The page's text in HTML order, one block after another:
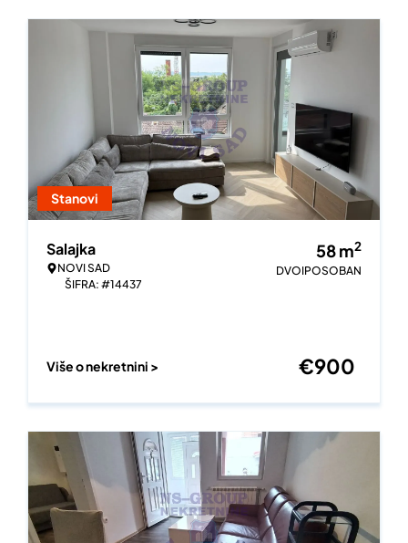
Stanovi
Salajka
NOVI SAD
ŠIFRA: #14437
58m2
DVOIPOSOBAN
Više o nekretnini > €900